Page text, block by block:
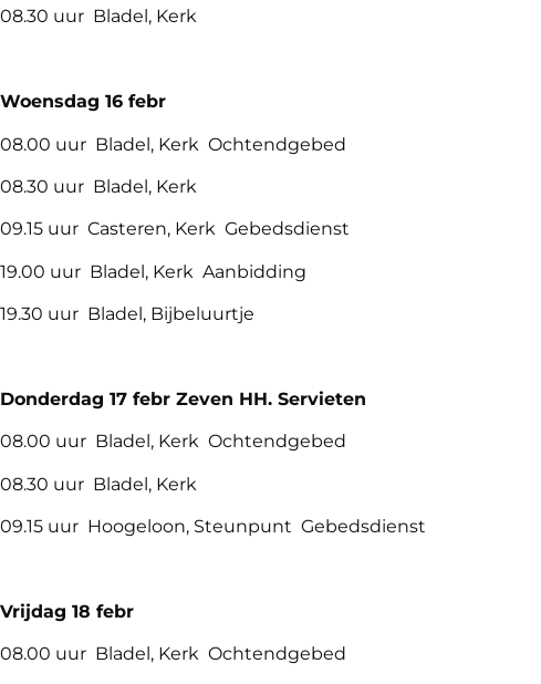
08.30 uur Bladel, Kerk
Woensdag 16 febr
08.00 uur Bladel, Kerk Ochtendgebed
08.30 uur Bladel, Kerk
09.15 uur Casteren, Kerk Gebedsdienst
19.00 uur Bladel, Kerk Aanbidding
19.30 uur Bladel, Bijbeluurtje
Donderdag 17 febr Zeven HH. Servieten
08.00 uur Bladel, Kerk Ochtendgebed
08.30 uur Bladel, Kerk
09.15 uur Hoogeloon, Steunpunt Gebedsdienst
Vrijdag 18 febr
08.00 uur Bladel, Kerk Ochtendgebed